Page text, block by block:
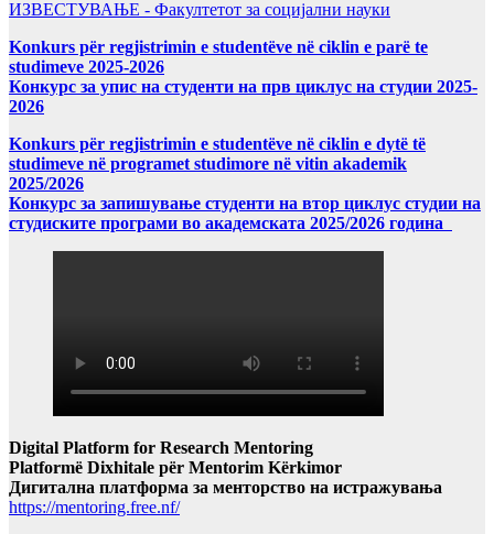
ИЗВЕСТУВАЊЕ - Факултетот за социјални науки
Konkurs për regjistrimin e studentëve në ciklin e parë te
studimeve 2025-2026
Конкурс за упис на студенти на прв циклус на студии 2025-
2026
Konkurs për regjistrimin e studentëve në ciklin e dytë të
studimeve në programet studimore në vitin akademik
2025/2026
Конкурс за запишување студенти на втор циклус студии на
студиските програми во академската 2025/2026 година
Digital Platform for Research Mentoring
Platformë Dixhitale për Mentorim Kërkimor
Дигитална платформа за менторство на истражувања
https://mentoring.free.nf/